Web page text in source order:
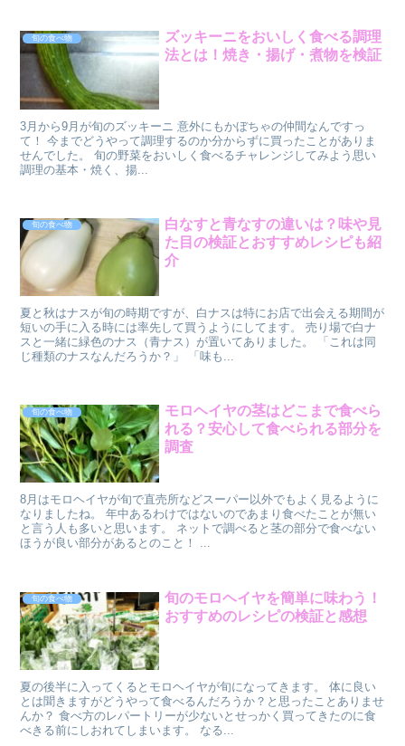
旬の食べ物
ズッキーニをおいしく食べる調理
法とは！焼き・揚げ・煮物を検証
3月から9月が旬のズッキーニ 意外にもかぼちゃの仲間なんですっ
て！ 今までどうやって調理するのか分からずに買ったことがありま
せんでした。 旬の野菜をおいしく食べるチャレンジしてみよう思い
調理の基本・焼く、揚...
旬の食べ物
白なすと青なすの違いは？味や見
た目の検証とおすすめレシピも紹
介
夏と秋はナスが旬の時期ですが、白ナスは特にお店で出会える期間が
短いの手に入る時には率先して買うようにしてます。 売り場で白ナ
スと一緒に緑色のナス（青ナス）が置いてありました。 「これは同
じ種類のナスなんだろうか？」 「味も...
旬の食べ物
モロヘイヤの茎はどこまで食べら
れる？安心して食べられる部分を
調査
8月はモロヘイヤが旬で直売所などスーパー以外でもよく見るように
なりましたね。 年中あるわけではないのであまり食べたことが無い
と言う人も多いと思います。 ネットで調べると茎の部分で食べない
ほうが良い部分があるとのこと！ ...
旬の食べ物
旬のモロヘイヤを簡単に味わう！
おすすめのレシピの検証と感想
夏の後半に入ってくるとモロヘイヤが旬になってきます。 体に良い
とは聞きますがどうやって食べるんだろうか？と思ったことありませ
んか？ 食べ方のレパートリーが少ないとせっかく買ってきたのに食
べきる前にしおれてしまいます。 なる...